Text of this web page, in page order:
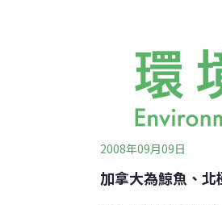
2008年09月09日
加拿大為鯨魚、